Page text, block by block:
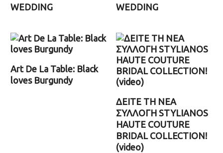
WEDDING
WEDDING
Art De La Table: Black
loves Burgundy
ΔΕΙΤΕ ΤΗ ΝΕΑ
ΣΥΛΛΟΓΗ STYLIANOS
HAUTE COUTURE
BRIDAL COLLECTION!
(video)